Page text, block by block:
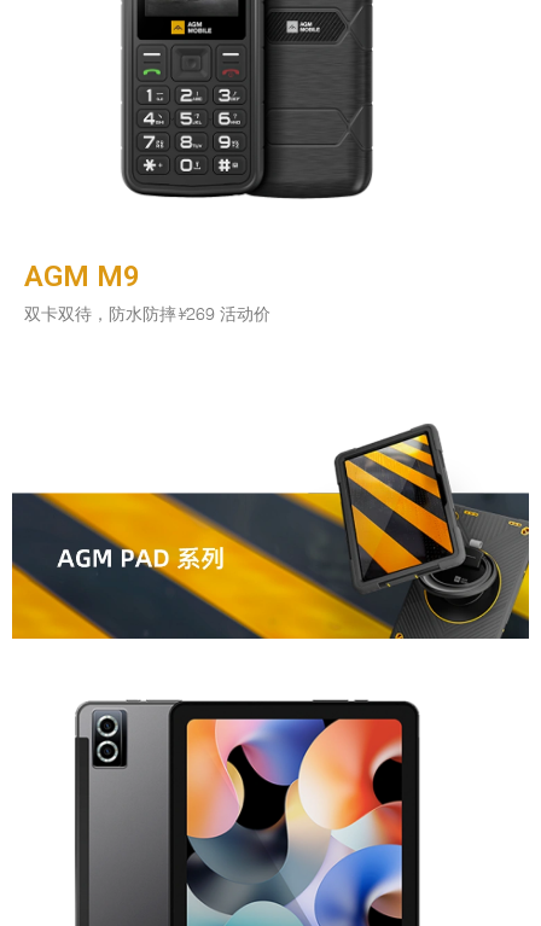
AGM M9
双卡双待，防水防摔¥269 活动价